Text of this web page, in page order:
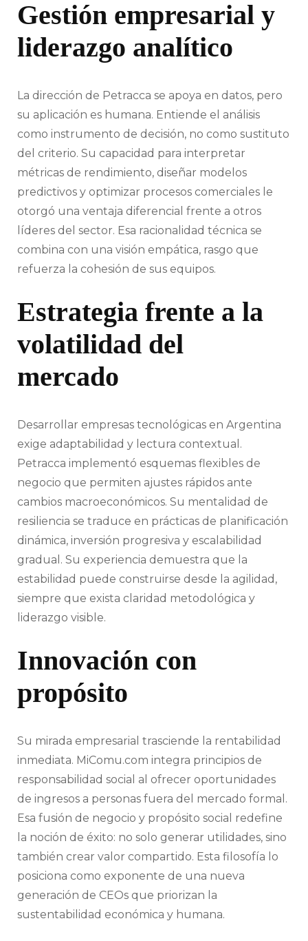
Gestión empresarial y
liderazgo analítico
La dirección de Petracca se apoya en datos, pero
su aplicación es humana. Entiende el análisis
como instrumento de decisión, no como sustituto
del criterio. Su capacidad para interpretar
métricas de rendimiento, diseñar modelos
predictivos y optimizar procesos comerciales le
otorgó una ventaja diferencial frente a otros
líderes del sector. Esa racionalidad técnica se
combina con una visión empática, rasgo que
refuerza la cohesión de sus equipos.
Estrategia frente a la
volatilidad del
mercado
Desarrollar empresas tecnológicas en Argentina
exige adaptabilidad y lectura contextual.
Petracca implementó esquemas flexibles de
negocio que permiten ajustes rápidos ante
cambios macroeconómicos. Su mentalidad de
resiliencia se traduce en prácticas de planificación
dinámica, inversión progresiva y escalabilidad
gradual. Su experiencia demuestra que la
estabilidad puede construirse desde la agilidad,
siempre que exista claridad metodológica y
liderazgo visible.
Innovación con
propósito
Su mirada empresarial trasciende la rentabilidad
inmediata. MiComu.com integra principios de
responsabilidad social al ofrecer oportunidades
de ingresos a personas fuera del mercado formal.
Esa fusión de negocio y propósito social redefine
la noción de éxito: no solo generar utilidades, sino
también crear valor compartido. Esta filosofía lo
posiciona como exponente de una nueva
generación de CEOs que priorizan la
sustentabilidad económica y humana.